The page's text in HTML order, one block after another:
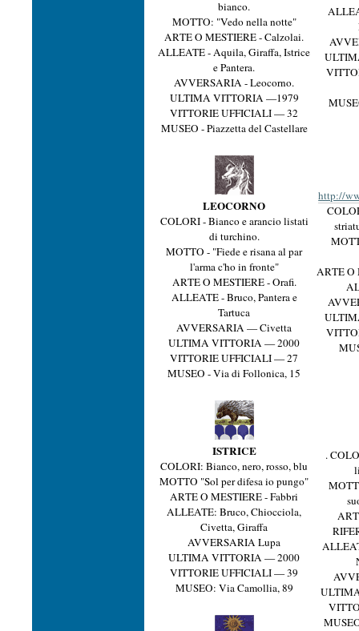
bianco.
MOTTO: "Vedo nella notte"
ARTE O MESTIERE - Calzolai.
ALLEATE - Aquila, Giraffa, Istrice
e Pantera.
AVVERSARIA - Leocorno.
ULTIMA VITTORIA —1979
VITTORIE UFFICIALI — 32
MUSEO - Piazzetta del Castellare
LEOCORNO
COLORI - Bianco e arancio listati
di turchino.
MOTTO - "Fiede e risana al par
l'arma c'ho in fronte"
ARTE O MESTIERE - Orafi.
ALLEATE - Bruco, Pantera e
Tartuca
AVVERSARIA — Civetta
ULTIMA VITTORIA — 2000
VITTORIE UFFICIALI — 27
MUSEO - Via di Follonica, 15
ISTRICE
COLORI: Bianco, nero, rosso, blu
MOTTO "Sol per difesa io pungo"
ARTE O MESTIERE - Fabbri
ALLEATE: Bruco, Chiocciola,
Civetta, Giraffa
AVVERSARIA Lupa
ULTIMA VITTORIA — 2000
VITTORIE UFFICIALI — 39
MUSEO: Via Camollia, 89
http://
ARTE O
.